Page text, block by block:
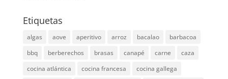
Etiquetas
algas aove aperitivo arroz bacalao
barbacoa
bbq
berberechos brasas canapé carne
caza
cocina atlántica
cocina francesa
cocina gallega